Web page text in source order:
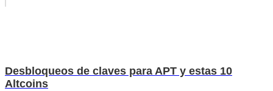
Desbloqueos de claves para APT y estas 10
Altcoins